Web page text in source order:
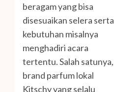
beragam yang bisa
disesuaikan selera serta
kebutuhan misalnya
menghadiri acara
tertentu. Salah satunya,
brand parfum lokal
Kitschy yang selalu